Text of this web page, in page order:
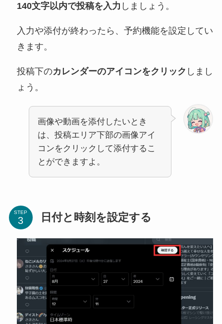
140文字以内で投稿を入力 しましょう。
入力や添付が終わったら、予約機能を設定してい
きます。
投稿下のカレンダーのアイコンをクリック しまし
ょう。
画像や動画を添付したいとき
は、投稿エリア下部の画像アイ
コンをクリックして添付するこ
とができますよ。
STEP 日付と時刻を設定する